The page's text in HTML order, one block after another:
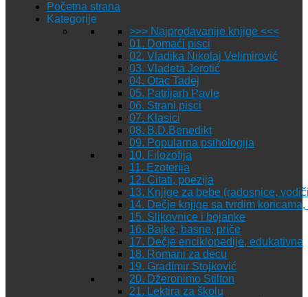
Početna strana
Kategorije
>>> Najprodavanije knjige <<<
01. Domaći pisci
02. Vladika Nikolaj Velimirović
03. Vladeta Jerotić
04. Otac Tadej
05. Patrijarh Pavle
06. Strani pisci
07. Klasici
08. B.D.Benedikt
09. Popularna psihologija
10. Filozofija
11. Ezoterija
12. Citati, poezija
13. Knjige za bebe (radosnice,
14. Dečje knjige sa tvrdim
15. Slikovnice i bojanke
16. Bajke, basne, priče
17. Dečje enciklopedije, edukativne
18. Romani za decu
19. Gradimir Stojković
20. Džeronimo Stilton
21. Lektira za školu